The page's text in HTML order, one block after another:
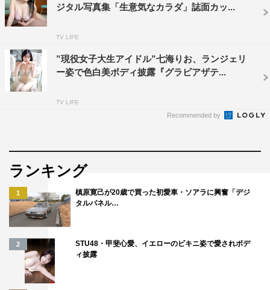
ジタル写真集「生意気なカラダ」誌面カッ...
TV LIFE
”現役女子大生アイドル”七海りお、ランジェリ
ー姿で色白美ボディ披露『グラビアザテ...
TV LIFE
Recommended by
ランキング
1
槙原寛己が20歳で買った初愛車・ソアラに興奮「デジ
タルパネル…
2
STU48・甲斐心愛、イエローのビキニ姿で愛されボデ
ィ披露